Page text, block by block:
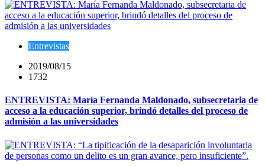
Entrevistas
2019/08/15
1732
ENTREVISTA: María Fernanda Maldonado, subsecretaria de
acceso a la educación superior, brindó detalles del proceso de
admisión a las universidades